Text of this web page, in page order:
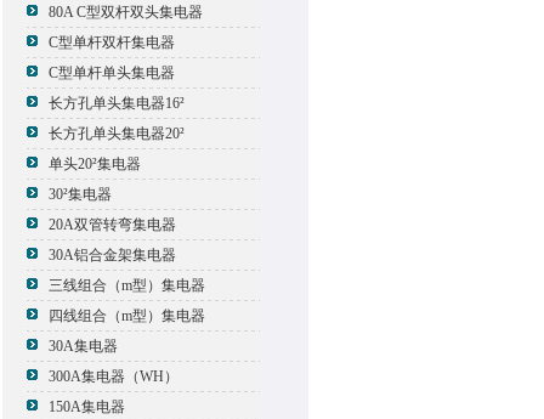
80A C型双杆双头集电器
C型单杆双杆集电器
C型单杆单头集电器
长方孔单头集电器16²
长方孔单头集电器20²
单头20²集电器
30²集电器
20A双管转弯集电器
30A铝合金架集电器
三线组合（m型）集电器
四线组合（m型）集电器
30A集电器
300A集电器（WH）
150A集电器